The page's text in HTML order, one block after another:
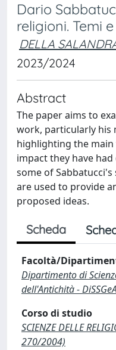
Dario
religioni. Temi
DELLA
2023/2024
Abstract
The paper aims to
work, particularly his
highlighting the
impact they have
some of
are used to provide
proposed ideas.
Scheda
Facoltà/
Dipartimento di
dell'Antichità -
Corso di studio
SCIENZE DELLE
270/2004)